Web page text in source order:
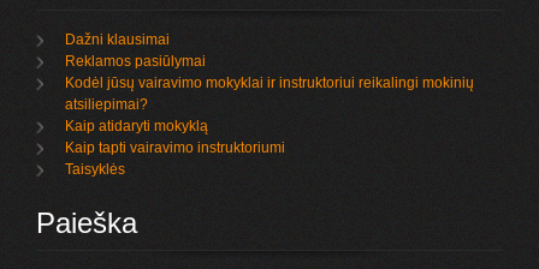
Dažni klausimai
Reklamos pasiūlymai
Kodėl jūsų vairavimo mokyklai ir instruktoriui reikalingi mokinių
atsiliepimai?
Kaip atidaryti mokyklą
Kaip tapti vairavimo instruktoriumi
Taisyklės
Paieška